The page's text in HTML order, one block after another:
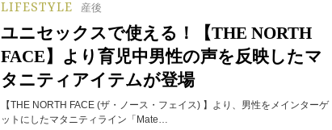
LIFESTYLE 産後
ユニセックスで使える！【THE NORTH
FACE】より育児中男性の声を反映したマ
タニティアイテムが登場
【THE NORTH FACE (ザ・ノース・フェイス) 】より、男性をメインターゲ
ットにしたマタニティライン「Mate…